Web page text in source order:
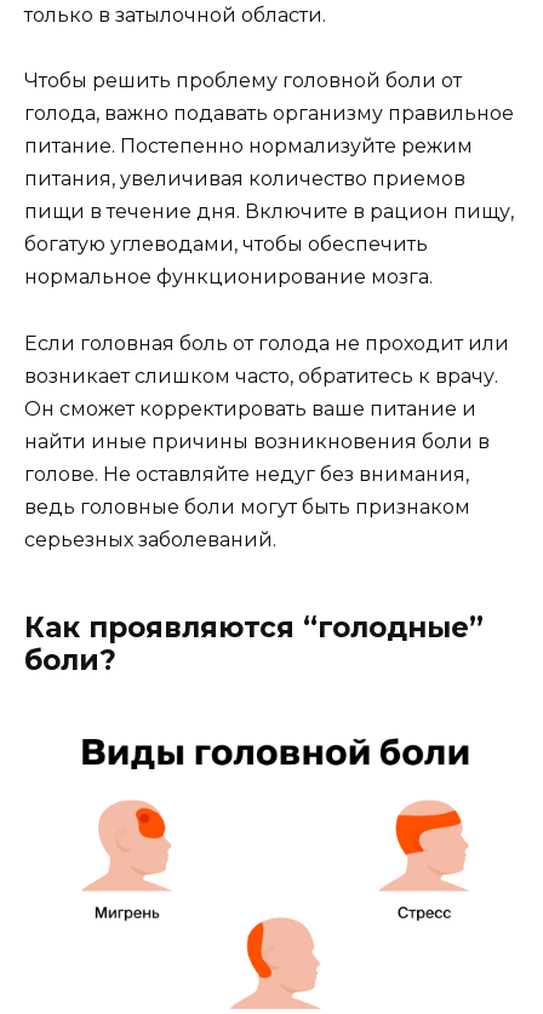
только в затылочной области.
Чтобы решить проблему головной боли от
голода, важно подавать организму правильное
питание. Постепенно нормализуйте режим
питания, увеличивая количество приемов
пищи в течение дня. Включите в рацион пищу,
богатую углеводами, чтобы обеспечить
нормальное функционирование мозга.
Если головная боль от голода не проходит или
возникает слишком часто, обратитесь к врачу.
Он сможет корректировать ваше питание и
найти иные причины возникновения боли в
голове. Не оставляйте недуг без внимания,
ведь головные боли могут быть признаком
серьезных заболеваний.
Как проявляются “голодные”
боли?